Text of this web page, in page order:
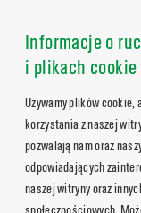
Informacje o
i plikach cookie
Używamy plików cookie,
korzystania z naszej
pozwalają nam oraz
odpowiadających
naszej witryny oraz